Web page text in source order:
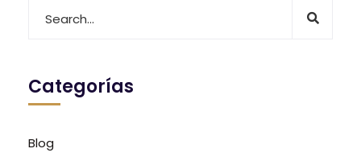
Categorías
Blog